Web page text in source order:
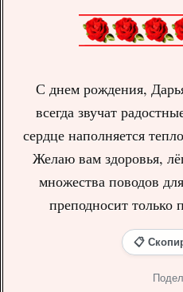
С днем рождения,
всегда звучат
сердце наполняется
Желаю вам здоровья,
множества поводов
преподносит
📋